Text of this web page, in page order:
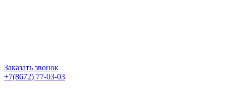
Заказать звонок
+7(8672) 77-03-03